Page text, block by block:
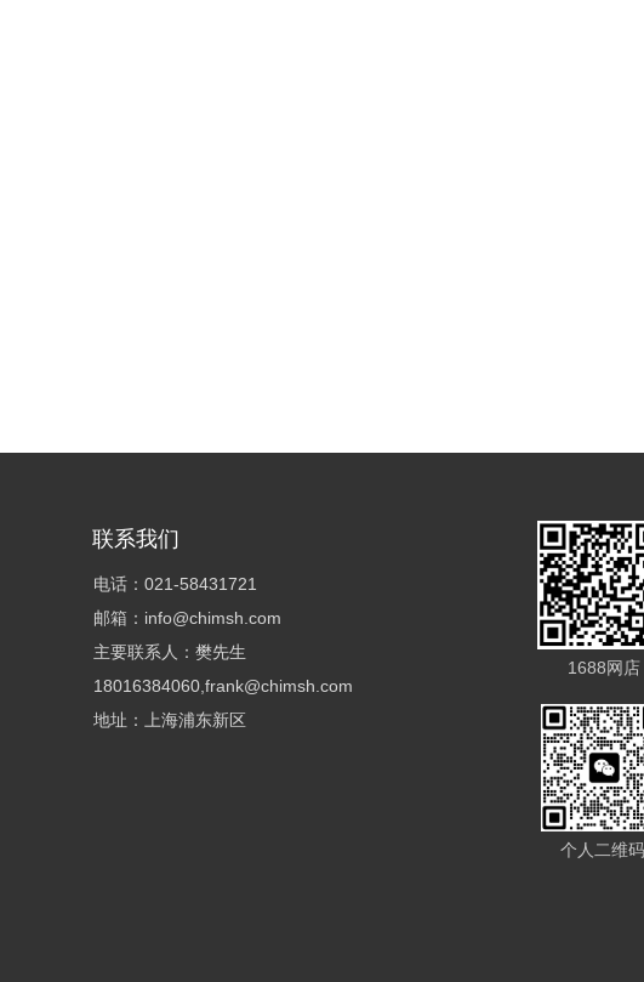
电话：021-58431721
邮箱：info@chimsh.com
主要联系人：樊先生
18016384060,frank@chimsh.com
地址：上海浦东新区
联系我们
1688网店
个人二维码